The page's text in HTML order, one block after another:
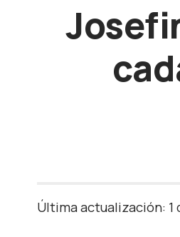
Última actualización: 1